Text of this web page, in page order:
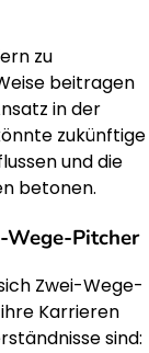
zu
beitragen
in der
zukünftige
und die
betonen.
Wege-Pitcher
Zwei-Wege-
Karrieren
sind: